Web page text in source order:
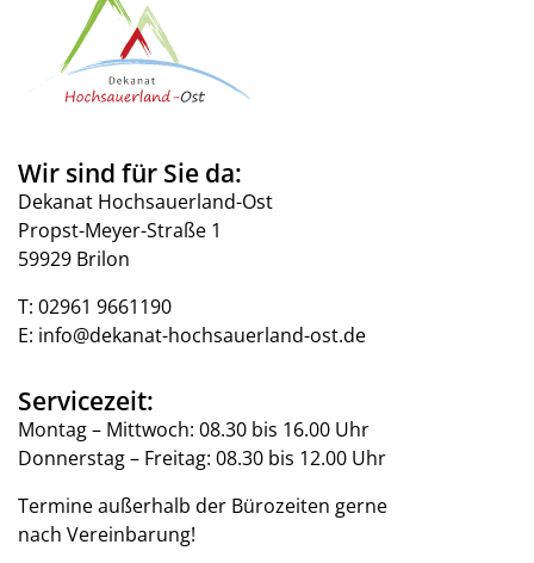
Wir sind für Sie da:
Dekanat Hochsauerland-Ost
Propst-Meyer-Straße 1
59929 Brilon
T: 02961 9661190
E: info@dekanat-hochsauerland-ost.de
Servicezeit:
Montag – Mittwoch: 08.30 bis 16.00 Uhr
Donnerstag – Freitag: 08.30 bis 12.00 Uhr
Termine außerhalb der Bürozeiten gerne
nach Vereinbarung!